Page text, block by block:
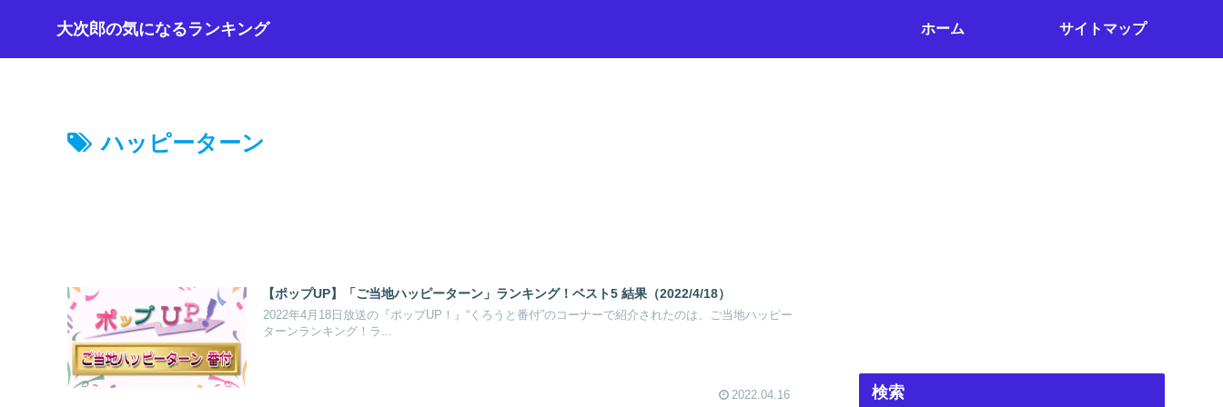
大次郎の気になるランキング ホーム サイトマップ
ハッピーターン
【ポップUP】「ご当地ハッピーターン」ランキング！ベスト5 結果（2022/4/18）
2022年4月18日放送の『ポップUP！』“くろうと番付”のコーナーで紹介されたのは、ご当地ハッピー
ターンランキング！ラ...
2022.04.16 検索